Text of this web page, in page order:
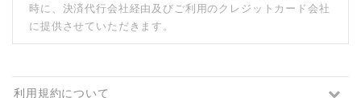
時に、決済代行会社経由及びご利用のクレジットカード会社
に提供させていただきます。
利用規約について